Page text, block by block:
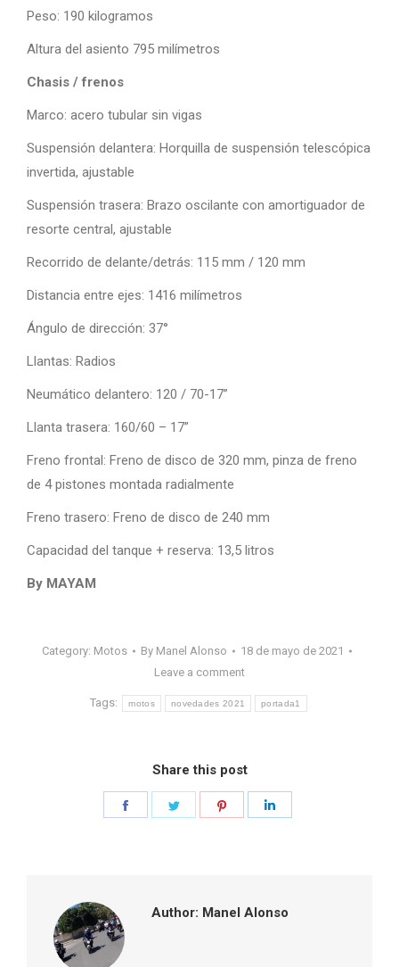
Peso: 190 kilogramos
Altura del asiento 795 milímetros
Chasis / frenos
Marco: acero tubular sin vigas
Suspensión delantera: Horquilla de suspensión telescópica
invertida, ajustable
Suspensión trasera: Brazo oscilante con amortiguador de
resorte central, ajustable
Recorrido de delante/detrás: 115 mm / 120 mm
Distancia entre ejes: 1416 milímetros
Ángulo de dirección: 37°
Llantas: Radios
Neumático delantero: 120 / 70-17”
Llanta trasera: 160/60 – 17”
Freno frontal: Freno de disco de 320 mm, pinza de freno
de 4 pistones montada radialmente
Freno trasero: Freno de disco de 240 mm
Capacidad del tanque + reserva: 13,5 litros
By MAYAM
Category: Motos By Manel Alonso
18 de mayo de 2021
Leave a comment
Tags: motos novedades 2021 portada1
Share this post
Author: Manel Alonso